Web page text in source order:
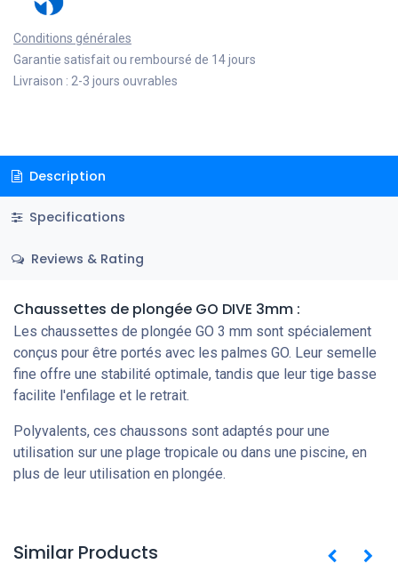
Conditions générales
Garantie satisfait ou remboursé de 14 jours
Livraison : 2-3 jours ouvrables
Description
Specifications
Reviews & Rating
Chaussettes de plongée GO DIVE 3mm :
Les chaussettes de plongée GO 3 mm sont spécialement
conçus pour être portés avec les palmes GO. Leur semelle
fine offre une stabilité optimale, tandis que leur tige basse
facilite l'enfilage et le retrait.
Polyvalents, ces chaussons sont adaptés pour une
utilisation sur une plage tropicale ou dans une piscine, en
plus de leur utilisation en plongée.
Similar Products